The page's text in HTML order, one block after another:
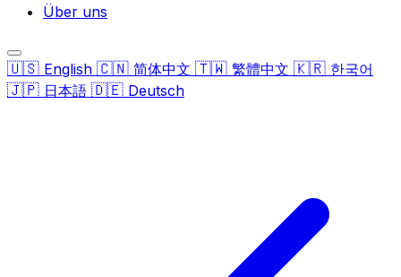
Über uns
🇺🇸 English 🇨🇳 简体中文 🇹🇼 繁體中文 🇰🇷 한국어
🇯🇵 日本語 🇩🇪 Deutsch